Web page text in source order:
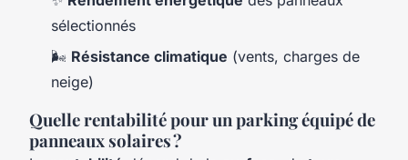
sélectionnés
🌬️ Résistance climatique (vents, charges de
neige)
Quelle rentabilité pour un parking équipé de
panneaux solaires ?